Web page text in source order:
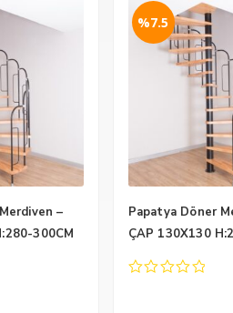
–
300CM
Papatya Döner
ÇAP 130X130
%7.5